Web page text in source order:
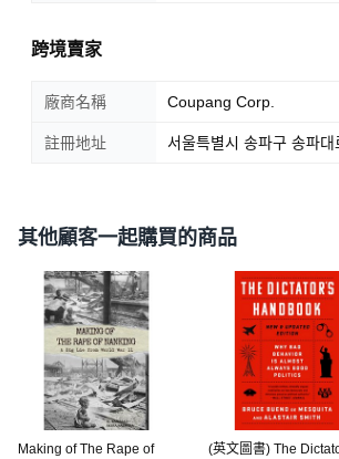
跨境賣家
廠商名稱 Coupang Corp.
註冊地址 서울특별시 송파구 송파
其他顧客一起購買的商品
Making of The Rape of
(英文圖書) The